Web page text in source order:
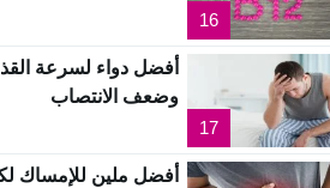
16
17
أفضل دواء لسرعة
وضعف الانتصاب
أفضل ملين للإمساك